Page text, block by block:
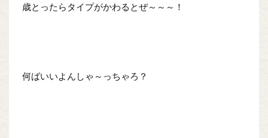
歳とったらタイプがかわるとぜ～～～！
何ばいいよんしゃ～っちゃろ？